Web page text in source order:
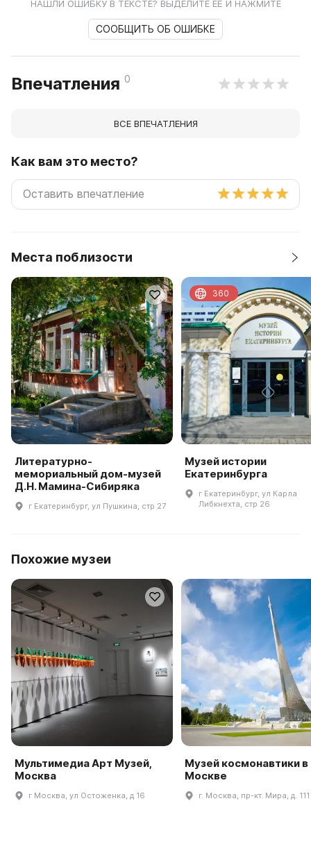
НАШЛИ ОШИБКУ В ТЕКСТЕ? ВЫДЕЛИТЕ ЕЁ И НАЖМИТЕ
СООБЩИТЬ ОБ ОШИБКЕ
Впечатления 0
ВСЕ ВПЕЧАТЛЕНИЯ
Как вам это место?
Места поблизости
Литературно-
мемориальный дом-музей
Д.Н. Мамина-Сибиряка
г Екатеринбург, ул Пушкина, стр 27
Музей истории
Екатеринбурга
г Екатеринбург, ул Карла
Либкнехта, стр 26
360
Похожие музеи
Мультимедиа Арт Музей,
Москва
г Москва, ул Остоженка, д 16
Музей космонавтики в
Москве
г. Москва, пр-кт. Мира, д. 111